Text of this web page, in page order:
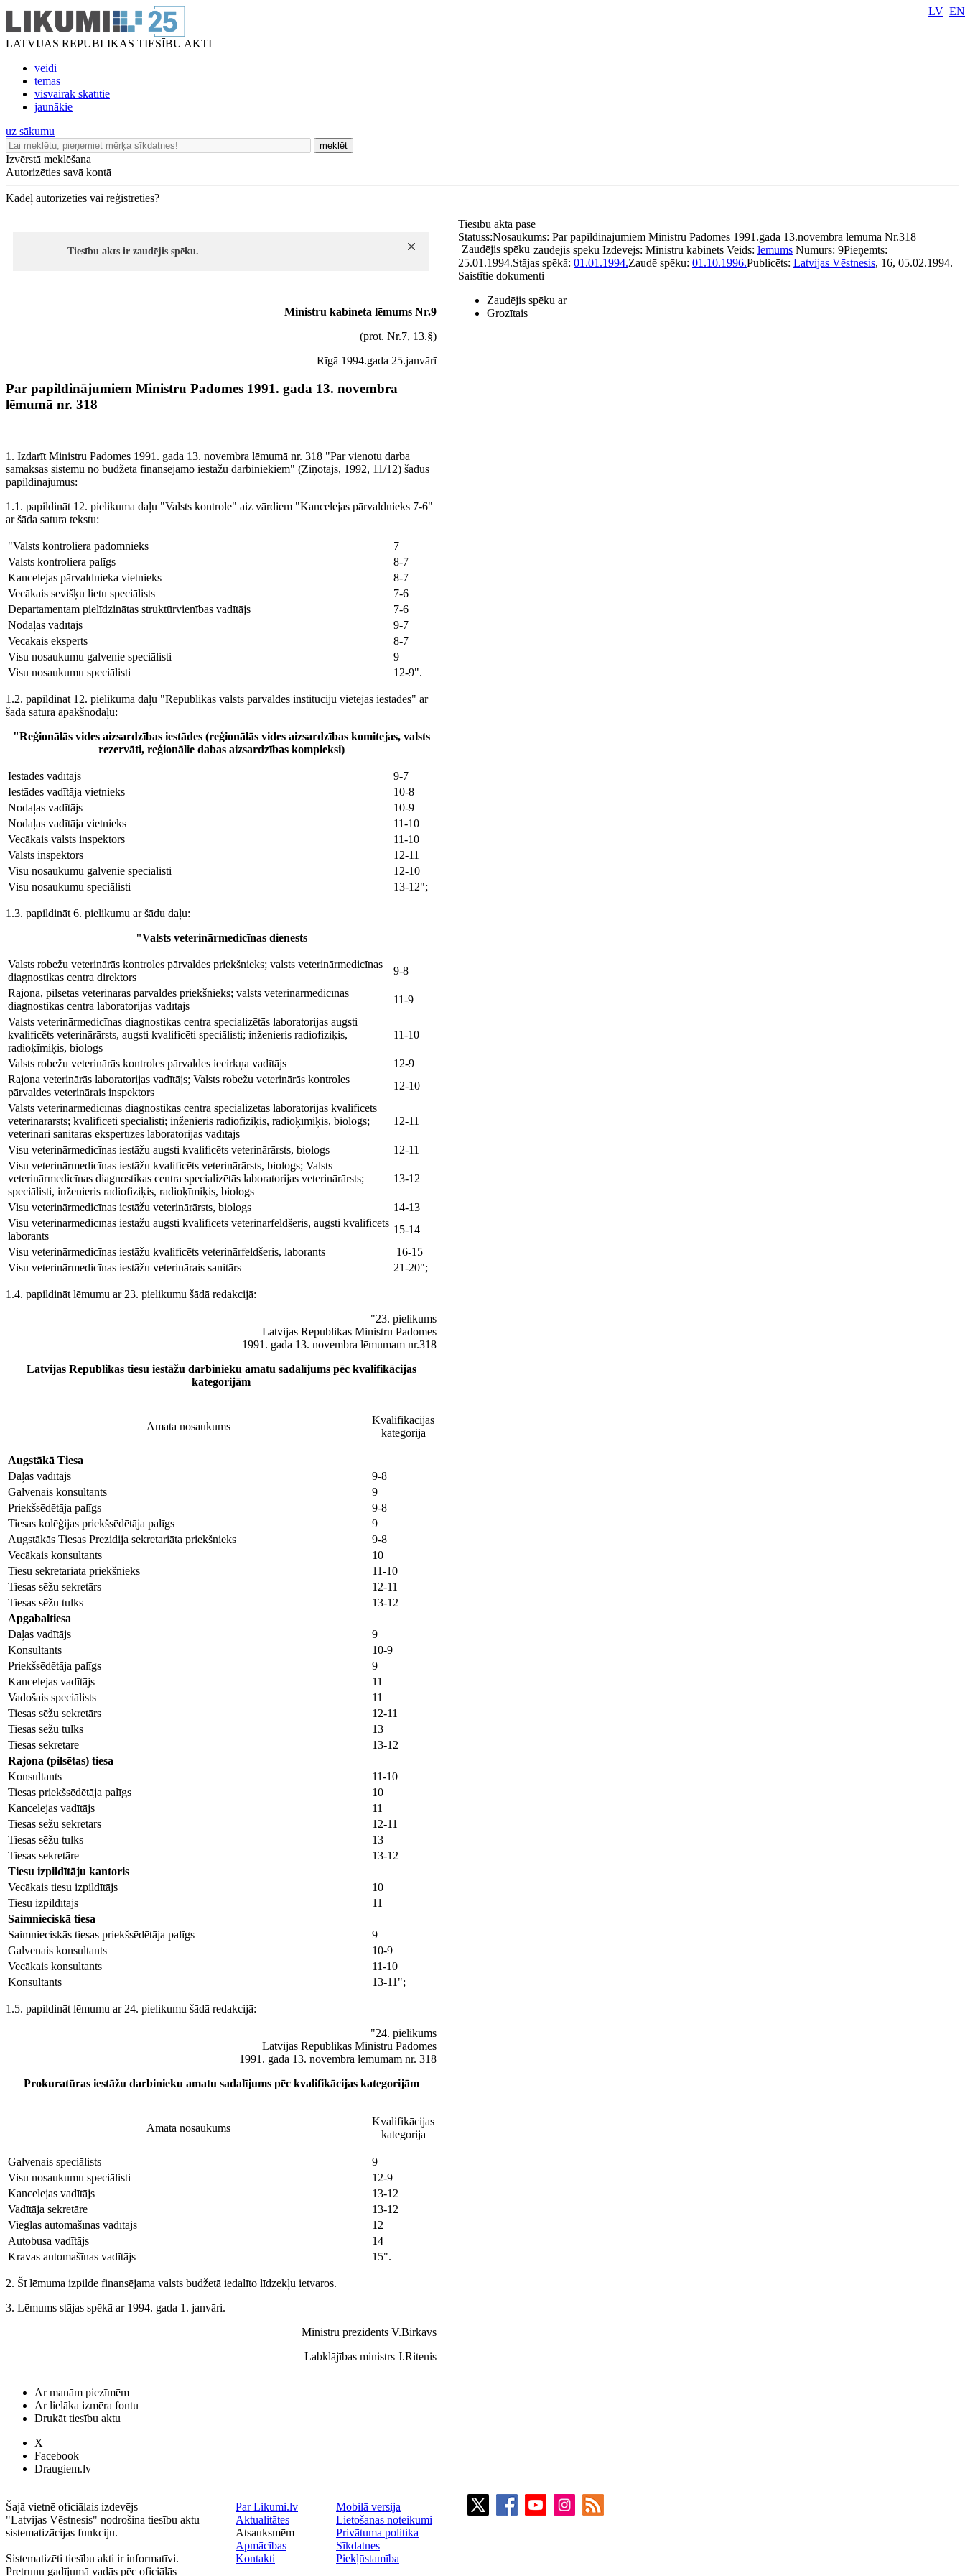
LATVIJAS REPUBLIKAS TIESĪBU AKTI
veidi
tēmas
visvairāk skatītie
jaunākie
LV EN
uz sākumu
meklēt
Izvērstā meklēšana
Autorizēties savā kontā
Kādēļ autorizēties vai reģistrēties?
Tiesību akts ir zaudējis spēku.
Ministru kabineta lēmums Nr.9
(prot. Nr.7, 13.§)
Rīgā 1994.gada 25.janvārī
Par papildinājumiem Ministru Padomes 1991. gada 13. novembra
lēmumā nr. 318
1. Izdarīt Ministru Padomes 1991. gada 13. novembra lēmumā nr. 318 "Par vienotu darba
samaksas sistēmu no budžeta finansējamo iestāžu darbiniekiem" (Ziņotājs, 1992, 11/12) šādus
papildinājumus:
1.1. papildināt 12. pielikuma daļu "Valsts kontrole" aiz vārdiem "Kancelejas pārvaldnieks 7-6"
ar šāda satura tekstu:
"Valsts kontroliera padomnieks
7
Valsts kontroliera palīgs
8-7
Kancelejas pārvaldnieka vietnieks
8-7
Vecākais sevišķu lietu speciālists
7-6
Departamentam pielīdzinātas struktūrvienības vadītājs
7-6
Nodaļas vadītājs
9-7
Vecākais eksperts
8-7
Visu nosaukumu galvenie speciālisti
9
Visu nosaukumu speciālisti
12-9".
1.2. papildināt 12. pielikuma daļu "Republikas valsts pārvaldes institūciju vietējās iestādes" ar
šāda satura apakšnodaļu:
"Reģionālās vides aizsardzības iestādes (reģionālās vides aizsardzības komitejas, valsts
rezervāti, reģionālie dabas aizsardzības kompleksi)
Iestādes vadītājs
9-7
Iestādes vadītāja vietnieks
10-8
Nodaļas vadītājs
10-9
Nodaļas vadītāja vietnieks
11-10
Vecākais valsts inspektors
11-10
Valsts inspektors
12-11
Visu nosaukumu galvenie speciālisti
12-10
Visu nosaukumu speciālisti
13-12";
1.3. papildināt 6. pielikumu ar šādu daļu:
"Valsts veterinārmedicīnas dienests
Valsts robežu veterinārās kontroles pārvaldes priekšnieks; valsts veterinārmedicīnas
diagnostikas centra direktors
9-8
Rajona, pilsētas veterinārās pārvaldes priekšnieks; valsts veterinārmedicīnas
diagnostikas centra laboratorijas vadītājs
11-9
Valsts veterinārmedicīnas diagnostikas centra specializētās laboratorijas augsti
kvalificēts veterinārārsts, augsti kvalificēti speciālisti; inženieris radiofiziķis,
radioķīmiķis, biologs
11-10
Valsts robežu veterinārās kontroles pārvaldes iecirkņa vadītājs
12-9
Rajona veterinārās laboratorijas vadītājs; Valsts robežu veterinārās kontroles
pārvaldes veterinārais inspektors
12-10
Valsts veterinārmedicīnas diagnostikas centra specializētās laboratorijas kvalificēts
veterinārārsts; kvalificēti speciālisti; inženieris radiofiziķis, radioķīmiķis, biologs;
veterināri sanitārās ekspertīzes laboratorijas vadītājs
12-11
Visu veterinārmedicīnas iestāžu augsti kvalificēts veterinārārsts, biologs
12-11
Visu veterinārmedicīnas iestāžu kvalificēts veterinārārsts, biologs; Valsts
veterinārmedicīnas diagnostikas centra specializētās laboratorijas veterinārārsts;
speciālisti, inženieris radiofiziķis, radioķīmiķis, biologs
13-12
Visu veterinārmedicīnas iestāžu veterinārārsts, biologs
14-13
Visu veterinārmedicīnas iestāžu augsti kvalificēts veterinārfeldšeris, augsti kvalificēts
laborants
15-14
Visu veterinārmedicīnas iestāžu kvalificēts veterinārfeldšeris, laborants
16-15
Visu veterinārmedicīnas iestāžu veterinārais sanitārs
21-20";
1.4. papildināt lēmumu ar 23. pielikumu šādā redakcijā:
"23. pielikums
Latvijas Republikas Ministru Padomes
1991. gada 13. novembra lēmumam nr.318
Latvijas Republikas tiesu iestāžu darbinieku amatu sadalījums pēc kvalifikācijas
kategorijām
Amata nosaukums
Kvalifikācijas
kategorija
Augstākā Tiesa
Daļas vadītājs
9-8
Galvenais konsultants
9
Priekšsēdētāja palīgs
9-8
Tiesas kolēģijas priekšsēdētāja palīgs
9
Augstākās Tiesas Prezidija sekretariāta priekšnieks
9-8
Vecākais konsultants
10
Tiesu sekretariāta priekšnieks
11-10
Tiesas sēžu sekretārs
12-11
Tiesas sēžu tulks
13-12
Apgabaltiesa
Daļas vadītājs
9
Konsultants
10-9
Priekšsēdētāja palīgs
9
Kancelejas vadītājs
11
Vadošais speciālists
11
Tiesas sēžu sekretārs
12-11
Tiesas sēžu tulks
13
Tiesas sekretāre
13-12
Rajona (pilsētas) tiesa
Konsultants
11-10
Tiesas priekšsēdētāja palīgs
10
Kancelejas vadītājs
11
Tiesas sēžu sekretārs
12-11
Tiesas sēžu tulks
13
Tiesas sekretāre
13-12
Tiesu izpildītāju kantoris
Vecākais tiesu izpildītājs
10
Tiesu izpildītājs
11
Saimnieciskā tiesa
Saimnieciskās tiesas priekšsēdētāja palīgs
9
Galvenais konsultants
10-9
Vecākais konsultants
11-10
Konsultants
13-11";
1.5. papildināt lēmumu ar 24. pielikumu šādā redakcijā:
"24. pielikums
Latvijas Republikas Ministru Padomes
1991. gada 13. novembra lēmumam nr. 318
Prokuratūras iestāžu darbinieku amatu sadalījums pēc kvalifikācijas kategorijām
Amata nosaukums
Kvalifikācijas
kategorija
Galvenais speciālists
9
Visu nosaukumu speciālisti
12-9
Kancelejas vadītājs
13-12
Vadītāja sekretāre
13-12
Vieglās automašīnas vadītājs
12
Autobusa vadītājs
14
Kravas automašīnas vadītājs
15".
2. Šī lēmuma izpilde finansējama valsts budžetā iedalīto līdzekļu ietvaros.
3. Lēmums stājas spēkā ar 1994. gada 1. janvāri.
Ministru prezidents V.Birkavs
Labklājības ministrs J.Ritenis
Tiesību akta pase
Nosaukums: Par papildinājumiem Ministru Padomes 1991.gada 13.novembra lēmumā Nr.318
Statuss:
Zaudējis spēku zaudējis spēku Izdevējs: Ministru kabinets Veids: lēmums Numurs: 9Pieņemts:
25.01.1994.Stājas spēkā: 01.01.1994.Zaudē spēku: 01.10.1996.Publicēts: Latvijas Vēstnesis, 16, 05.02.1994.
Saistītie dokumenti
Zaudējis spēku ar
Grozītais
Ar manām piezīmēm
Ar lielāka izmēra fontu
Drukāt tiesību aktu
X
Facebook
Draugiem.lv
Šajā vietnē oficiālais izdevējs
"Latvijas Vēstnesis" nodrošina tiesību aktu
sistematizācijas funkciju.
Sistematizēti tiesību akti ir informatīvi.
Pretrunu gadījumā vadās pēc oficiālās
Par Likumi.lv
Aktualitātes
Atsauksmēm
Apmācības
Kontakti
Mobilā versija
Lietošanas noteikumi
Privātuma politika
Sīkdatnes
Piekļūstamība